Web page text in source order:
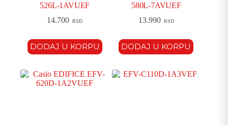
526L-1AVUEF
14.700 RSD
DODAJ U KORPU
580L-7AVUEF
13.990 RSD
DODAJ U KORPU